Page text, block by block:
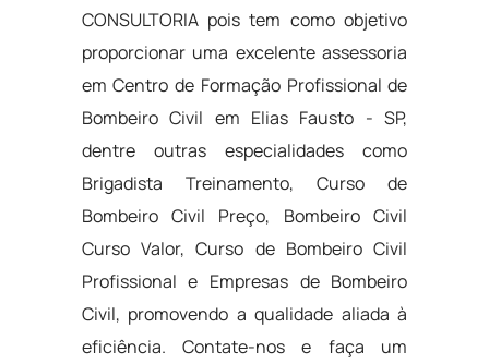
CONSULTORIA pois tem como objetivo
proporcionar uma excelente assessoria
em Centro de Formação Profissional de
Bombeiro Civil em Elias Fausto - SP,
dentre outras especialidades como
Brigadista Treinamento, Curso de
Bombeiro Civil Preço, Bombeiro Civil
Curso Valor, Curso de Bombeiro Civil
Profissional e Empresas de Bombeiro
Civil, promovendo a qualidade aliada à
eficiência. Contate-nos e faça um